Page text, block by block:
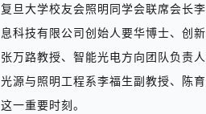
复旦大学校友会照明同学会联席会长
息科技有限公司创始人要华博士、创
张万路教授、智能光电方向团队负责
光源与照明工程系李福生副教授、陈
这一重要时刻。